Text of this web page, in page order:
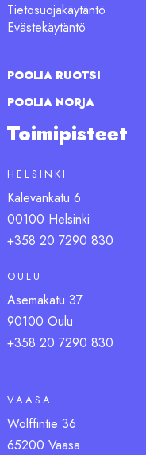
Tietosuojakäytäntö
Evästekäytäntö
POOLIA RUOTSI
POOLIA NORJA
Toimipisteet
HELSINKI
Kalevankatu 6
00100 Helsinki
+358 20 7290 830
OULU
Asemakatu 37
90100 Oulu
+358 20 7290 830
VAASA
Wolffintie 36
65200 Vaasa